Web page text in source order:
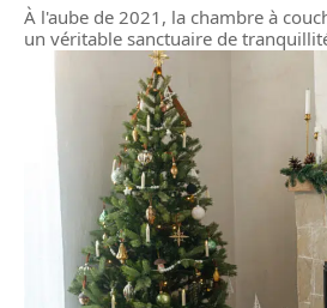
À l'aube de 2021, la chambre à
un véritable sanctuaire de